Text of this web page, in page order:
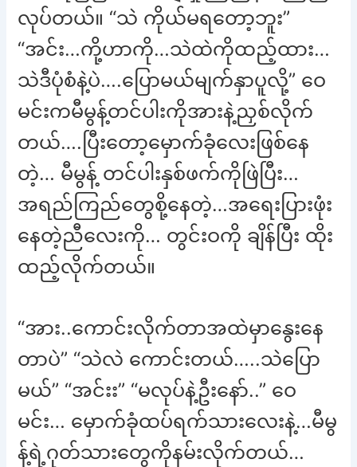
လုပ်တယ်။ “သဲ ကိုယ်မရတော့ဘူး”
“အင်း…ကို့ဟာကို…သဲထဲကိုထည့်ထား…
သဲဒီပုံစံနဲ့ပဲ….ပြောမယ်မျက်နှာပူလို့” ဝေ
မင်းကမီမွန့်တင်ပါးကိုအားနဲ့ညှစ်လိုက်
တယ်….ပြီးတော့မှောက်ခုံလေးဖြစ်နေ
တဲ့… မီမွန့် တင်ပါးနှစ်ဖက်ကိုဖြဲပြီး…
အရည်ကြည်တွေစို့နေတဲ့…အရေးပြားဖုံး
နေတဲ့ညီလေးကို… တွင်းဝကို ချိန်ပြီး ထိုး
ထည့်လိုက်တယ်။
“အား..ကောင်းလိုက်တာအထဲမှာနွေးနေ
တာပဲ” “သဲလဲ ကောင်းတယ်…..သဲပြော
မယ်” “အင်းး” “မလုပ်နဲ့ဦးနော်..” ဝေ
မင်း… မှောက်ခုံထပ်ရက်သားလေးနဲ့…မီမွ
န့်ရဲ့ဂုတ်သားတွေကိုနမ်းလိုက်တယ်…